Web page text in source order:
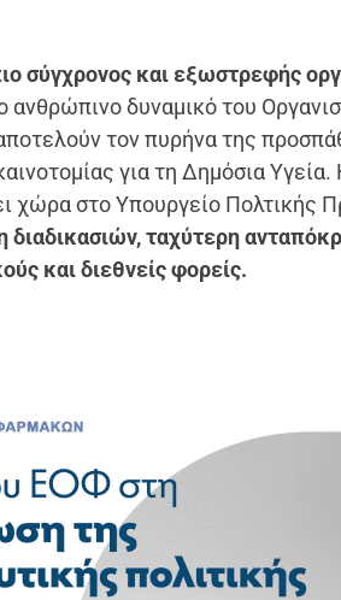
σύγχρονος και εξωστρεφής
ανθρώπινο δυναμικό του
τον πυρήνα της
για τη Δημόσια
χώρα στο Υπουργείο Πολτικής
ταχύτερη
και διεθνείς φορείς.